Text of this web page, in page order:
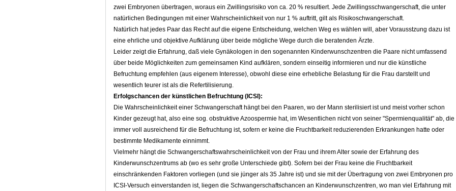
zwei Embryonen übertragen, woraus ein Zwillingsrisiko von ca. 20 % resultiert. Jede Zwillingsschwangerschaft, die unter
natürlichen Bedingungen mit einer Wahrscheinlichkeit von nur 1 % auftritt, gilt als Risikoschwangerschaft.
Natürlich hat jedes Paar das Recht auf die eigene Entscheidung, welchen Weg es wählen will, aber Vorausstzung dazu ist
eine ehrliche und objektive Aufklärung über beide mögliche Wege durch die beratenden Ärzte.
Leider zeigt die Erfahrung, daß viele Gynäkologen in den sogenannten Kinderwunschzentren die Paare nicht umfassend
über beide Möglichkeiten zum gemeinsamen Kind aufklären, sondern einseitig informieren und nur die künstliche
Befruchtung empfehlen (aus eigenem Interesse), obwohl diese eine erhebliche Belastung für die Frau darstellt und
wesentlich teurer ist als die Refertilisierung.
Erfolgschancen der künstlichen Befruchtung (ICSI):
Die Wahrscheinlichkeit einer Schwangerschaft hängt bei den Paaren, wo der Mann sterilisiert ist und meist vorher schon
Kinder gezeugt hat, also eine sog. obstruktive Azoospermie hat, im Wesentlichen nicht von seiner "Spermienqualität" ab, die
immer voll ausreichend für die Befruchtung ist, sofern er keine die Fruchtbarkeit reduzierenden Erkrankungen hatte oder
bestimmte Medikamente einnimmt.
Vielmehr hängt die Schwangerschaftswahrscheinlichkeit von der Frau und ihrem Alter sowie der Erfahrung des
Kinderwunschzentrums ab (wo es sehr große Unterschiede gibt). Sofern bei der Frau keine die Fruchtbarkeit
einschränkenden Faktoren vorliegen (und sie jünger als 35 Jahre ist) und sie mit der Übertragung von zwei Embryonen pro
ICSI-Versuch einverstanden ist, liegen die Schwangerschaftschancen an Kinderwunschzentren, wo man viel Erfahrung mit